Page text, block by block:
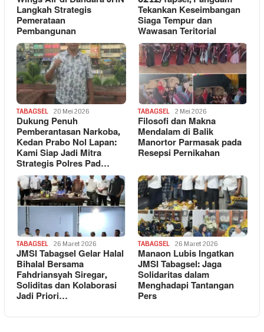
Langkah Strategis
Pemerataan
Pembangunan
Tekankan Keseimbangan
Siaga Tempur dan
Wawasan Teritorial
TABAGSEL 20 Mei 2026
Dukung Penuh
Pemberantasan Narkoba,
Kedan Prabo Nol Lapan:
Kami Siap Jadi Mitra
Strategis Polres Pad…
TABAGSEL 2 Mei 2026
Filosofi dan Makna
Mendalam di Balik
Manortor Parmasak pada
Resepsi Pernikahan
TABAGSEL 26 Maret 2026
JMSI Tabagsel Gelar Halal
Bihalal Bersama
Fahdriansyah Siregar,
Soliditas dan Kolaborasi
Jadi Priori…
TABAGSEL 26 Maret 2026
Manaon Lubis Ingatkan
JMSI Tabagsel: Jaga
Solidaritas dalam
Menghadapi Tantangan
Pers